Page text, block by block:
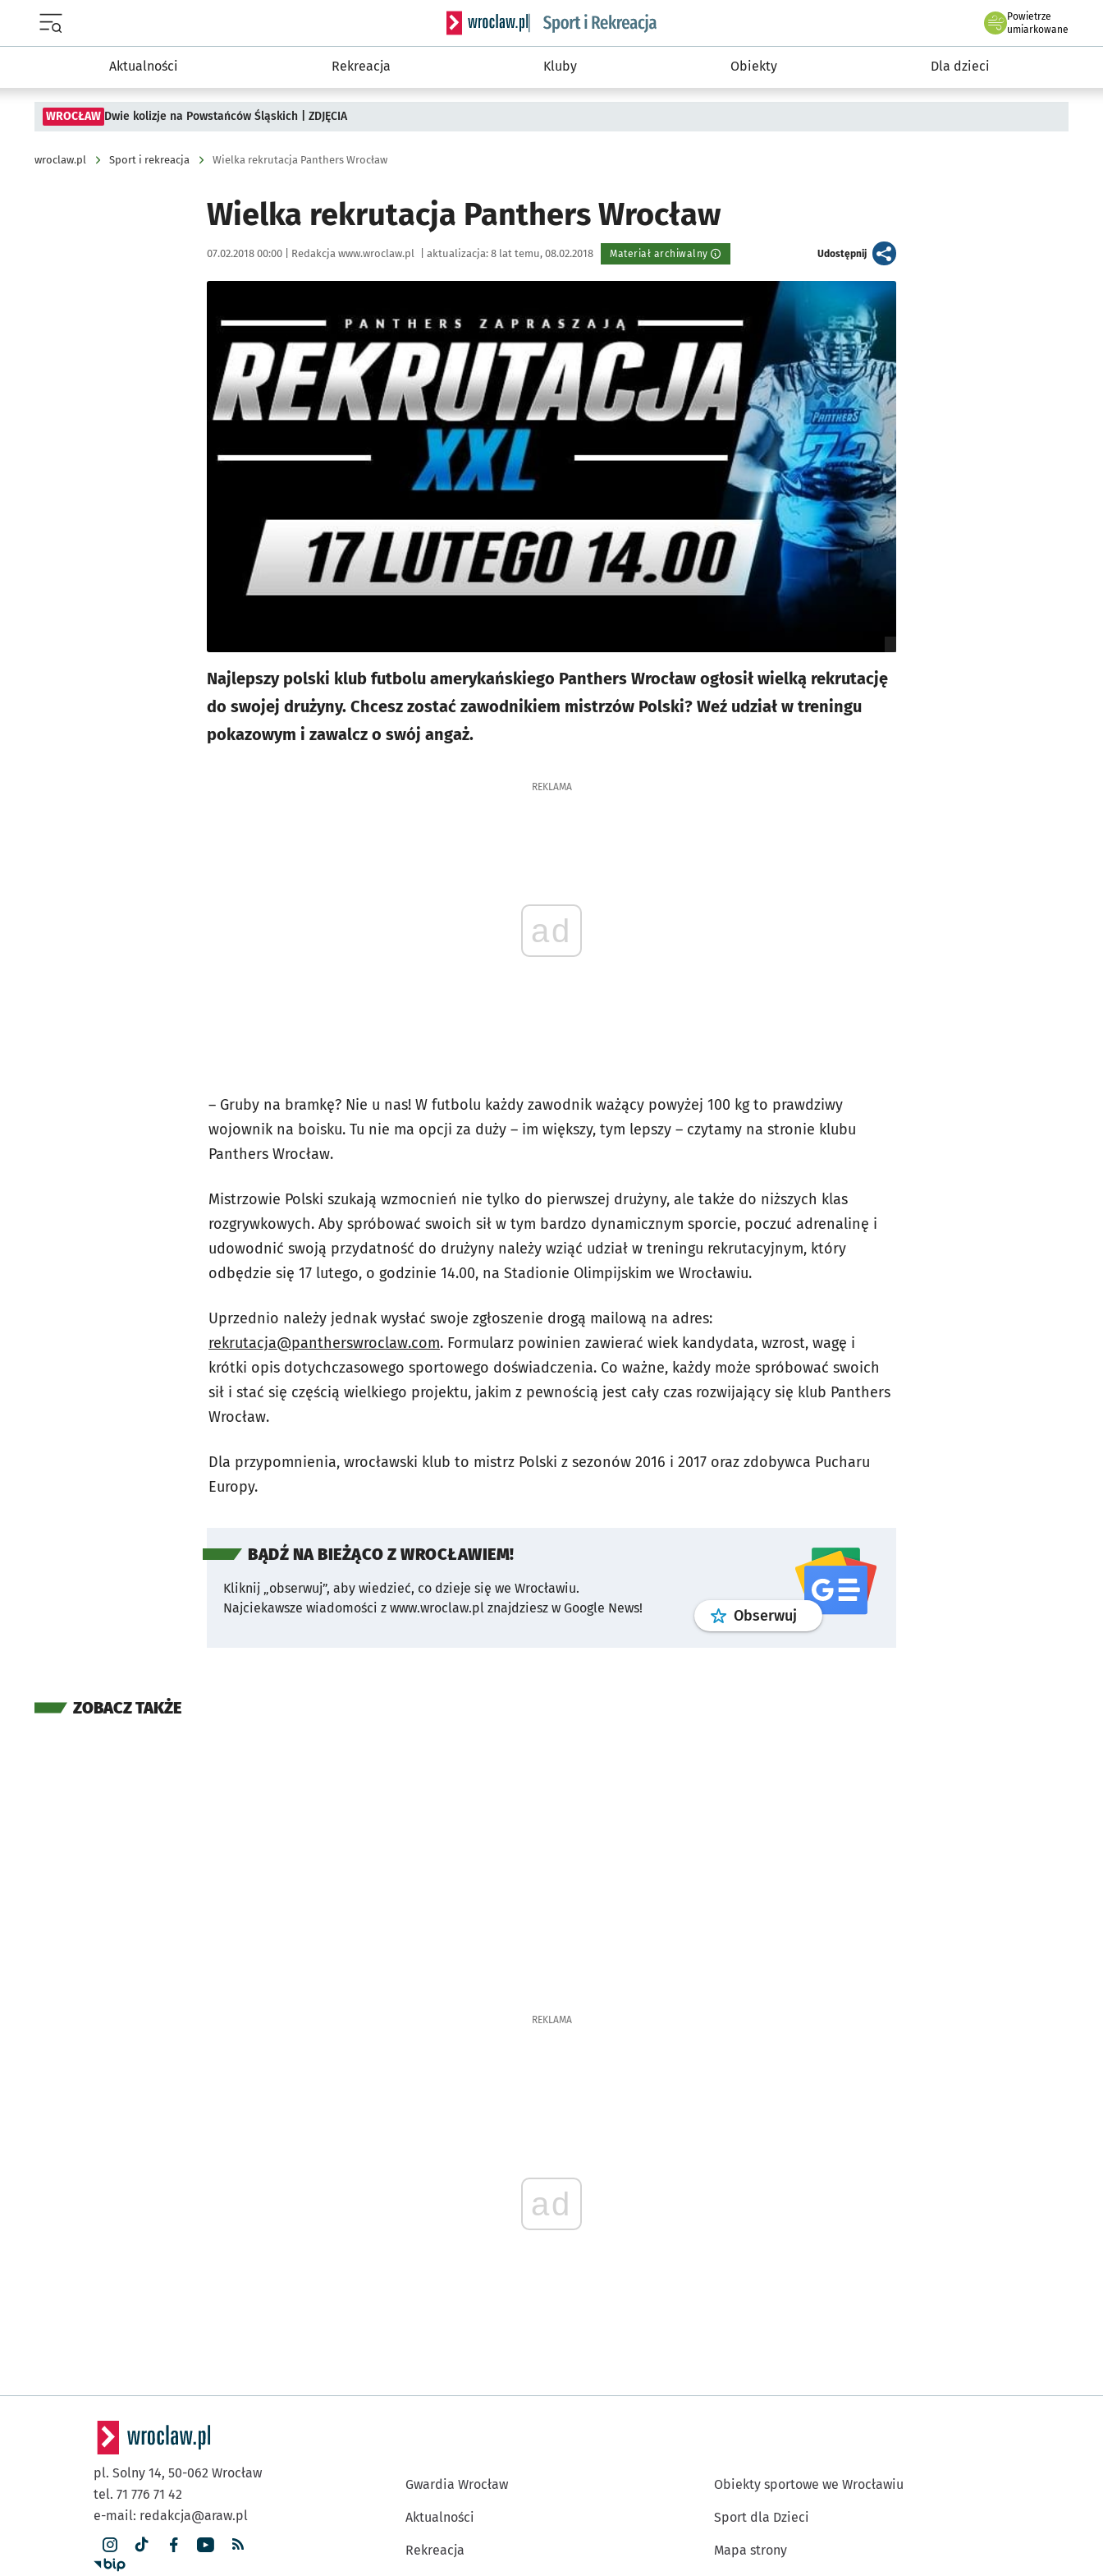
Serwis informacyjny wroclaw.pl podserwis: Sport i rekreacja
Powietrze
we Wrocławiu
umiarkowane
Aktualności Rekreacja Kluby Obiekty Dla dzieci
WROCŁAW Dwie kolizje na Powstańców Śląskich | ZDJĘCIA
wroclaw.pl Sport i rekreacja Wielka rekrutacja Panthers Wrocław
Wielka rekrutacja Panthers Wrocław
Data publikacji:
07.02.2018 00:00 | Autor:
Redakcja www.wroclaw.pl aktualizacja: 8 lat temu, 08.02.2018 Materiał archiwalny Udostępnijartykuł
Najlepszy polski klub futbolu amerykańskiego Panthers Wrocław ogłosił wielką rekrutację
do swojej drużyny. Chcesz zostać zawodnikiem mistrzów Polski? Weź udział w treningu
pokazowym i zawalcz o swój angaż.
REKLAMA
ad
– Gruby na bramkę? Nie u nas! W futbolu każdy zawodnik ważący powyżej 100 kg to prawdziwy
wojownik na boisku. Tu nie ma opcji za duży – im większy, tym lepszy – czytamy na stronie klubu
Panthers Wrocław.
Mistrzowie Polski szukają wzmocnień nie tylko do pierwszej drużyny, ale także do niższych klas
rozgrywkowych. Aby spróbować swoich sił w tym bardzo dynamicznym sporcie, poczuć adrenalinę i
udowodnić swoją przydatność do drużyny należy wziąć udział w treningu rekrutacyjnym, który
odbędzie się 17 lutego, o godzinie 14.00, na Stadionie Olimpijskim we Wrocławiu.
Uprzednio należy jednak wysłać swoje zgłoszenie drogą mailową na adres:
rekrutacja@pantherswroclaw.com. Formularz powinien zawierać wiek kandydata, wzrost, wagę i
krótki opis dotychczasowego sportowego doświadczenia. Co ważne, każdy może spróbować swoich
sił i stać się częścią wielkiego projektu, jakim z pewnością jest cały czas rozwijający się klub Panthers
Wrocław.
Dla przypomnienia, wrocławski klub to mistrz Polski z sezonów 2016 i 2017 oraz zdobywca Pucharu
Europy.
BĄDŹ NA BIEŻĄCO Z WROCŁAWIEM!
Kliknij „obserwuj”, aby wiedzieć, co dzieje się we Wrocławiu.
Najciekawsze wiadomości z www.wroclaw.pl znajdziesz w Google News!
Obserwuj profilgoogle news
ZOBACZ TAKŻE
REKLAMA
ad
pl. Solny 14, 50-062 Wrocław
tel. 71 776 71 42
e-mail: redakcja@araw.pl
Gwardia Wrocław
Aktualności
Rekreacja
Obiekty sportowe we Wrocławiu
Sport dla Dzieci
Mapa strony